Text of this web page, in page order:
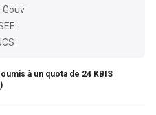
Gouv
à un quota de 24 KBIS